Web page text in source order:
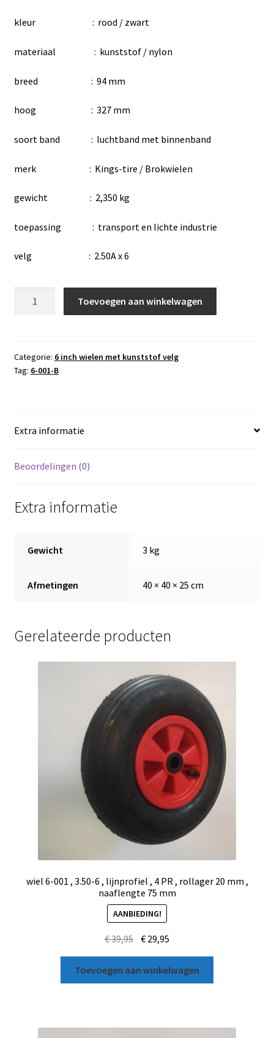
kleur : rood / zwart
materiaal : kunststof / nylon
breed : 94 mm
hoog : 327 mm
soort band : luchtband met binnenband
merk : Kings-tire / Brokwielen
gewicht : 2,350 kg
toepassing : transport en lichte industrie
velg : 2.50A x 6
,
4.10/3.50-
4
,
mm
aantal
Toevoegen aan winkelwagen
Categorie: 6 inch wielen met kunststof velg
Tag: 6-001-B
Extra informatie
Beoordelingen (0)
Extra informatie
Gewicht 3 kg
Afmetingen 40 × 40 × 25 cm
Gerelateerde producten
wiel 6-001 , 3.50-6 , lijnprofiel , 4 PR , rollager 20 mm ,
naaflengte 75 mm
AANBIEDING!
€39,95 € 29,95
Toevoegen aan winkelwagen